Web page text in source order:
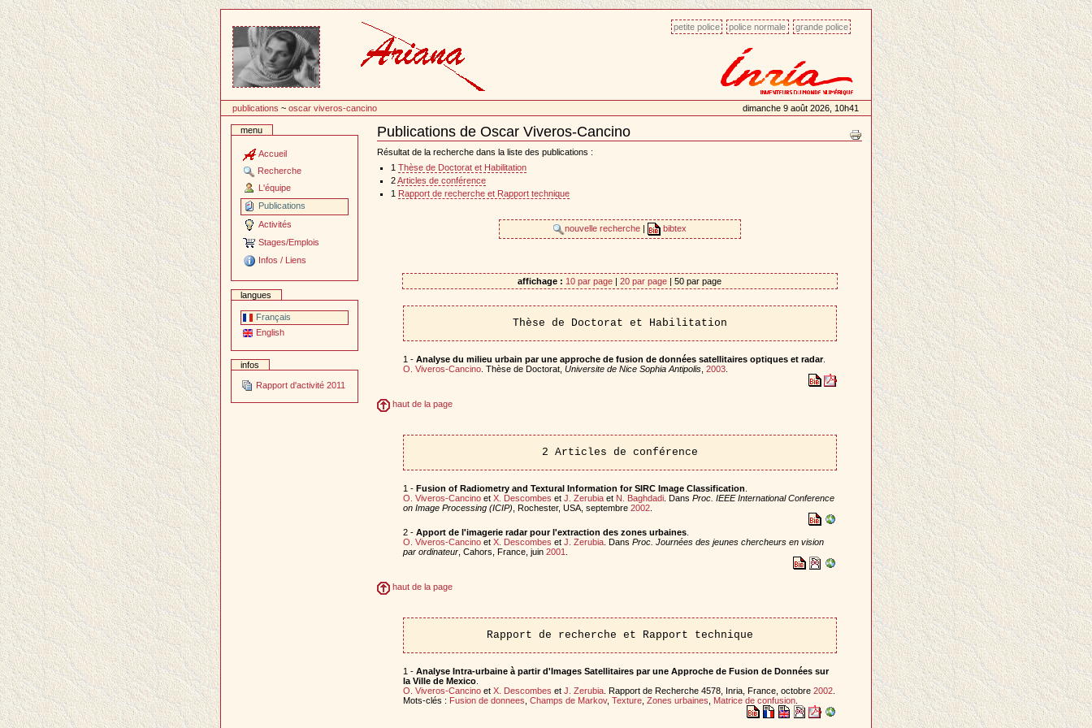
contenu
petite police police normale grande police
publications ~oscar viveros-cancino dimanche 9 août 2026, 10h41
menu
Accueil
Recherche
L'équipe
Publications
Activités
Stages/Emplois
Infos / Liens
langues
Français
English
infos
Rapport d'activité 2011
Publications de Oscar Viveros-Cancino
Document
Actions
Résultat de la recherche dans la liste des publications :
1 Thèse de Doctorat et Habilitation
2Articles de conférence
1
Rapport de recherche et Rapport technique
nouvelle recherche bibtex
affichage : 10 par page | 20 par page | 50 par page
Thèse de Doctorat et Habilitation
1 - Analyse du milieu urbain par une approche de fusion de données satellitaires optiques et radar.
O. Viveros-Cancino. Thèse de Doctorat, Universite de Nice Sophia Antipolis, 2003.
haut de la page
2 Articles de conférence
1 - Fusion of Radiometry and Textural Information for SIRC Image Classification
O. Viveros-Cancinoet X. Descombes et J. Zerubiaet N. Baghdadi. Dans Proc. IEEE International Conference
on Image Processing (ICIP) , Rochester, USA, septembre 2002.
2 - Apport de l'imagerie radar pour l'extraction des zones urbaines.
O. Viveros-Cancinoet X. Descombes et J. Zerubia. Dans Proc. Journées des jeunes chercheurs en vision
par ordinateur, Cahors, France, juin 2001
haut de la page
Rapport de recherche et Rapport technique
1 - Analyse Intra-urbaine à partir d'Images Satellitaires par une Approche de Fusion de Données sur
la Ville de Mexico.
O. Viveros-Cancinoet X. Descombes et J. Zerubia. Rapport de Recherche 4578, Inria, France, octobre 2002.
Mots-clés : Fusion de donnees Champs de Markov, Texture, Zones urbaines Matrice de confusion.